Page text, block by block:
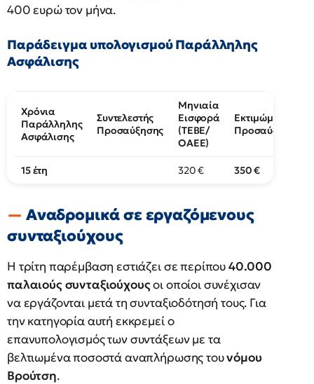
400 ευρώ τον μήνα.
Παράδειγμα υπολογισμού Παράλληλης
Ασφάλισης
Χρόνια
Παράλληλης
Ασφάλισης
Συντελεστής
Προσαύξησης
Μηνιαία
Εισφορά
(ΤΕΒΕ/
ΟΑΕΕ)
Εκτιμώμενη
Προσαύξηση
15 έτη 320 € 350 €
Αναδρομικά σε εργαζόμενους
συνταξιούχους
Η τρίτη παρέμβαση εστιάζει σε περίπου40.000
παλαιούς συνταξιούχουςοι οποίοι συνέχισαν
να εργάζονται μετά τη συνταξιοδότησή τους. Για
την κατηγορία αυτή εκκρεμεί ο
επανυπολογισμός των συντάξεων με τα
βελτιωμένα ποσοστά αναπλήρωσης τουνόμου
Βρούτση.